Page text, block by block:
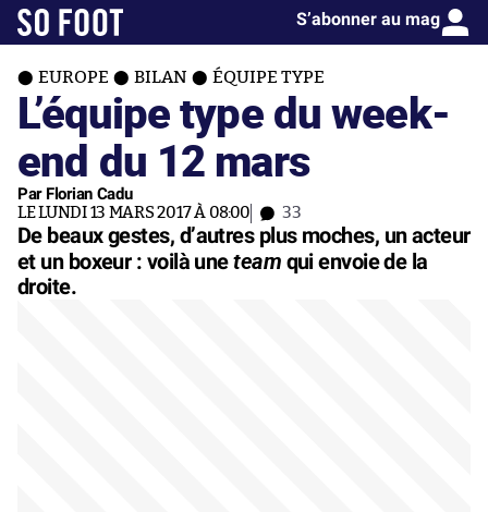
S’abonner au mag
EUROPE BILAN ÉQUIPE TYPE
L’équipe type du week-
end du 12 mars
Par Florian Cadu
LE LUNDI 13 MARS 2017 À 08:00 33
De beaux gestes, d’autres plus moches, un acteur
et un boxeur : voilà uneteam qui envoie de la
droite.